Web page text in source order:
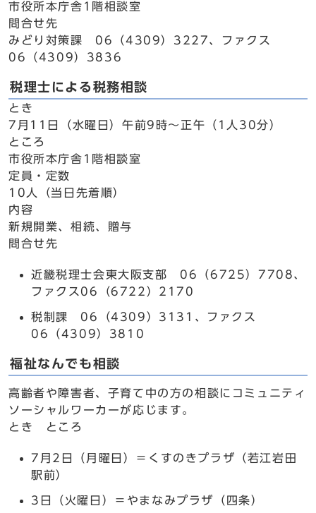
市役所本庁舎1階相談室
問合せ先
みどり対策課 06（4309）3227、ファクス
06（4309）3836
税理士による税務相談
とき
7月11日（水曜日）午前9時～正午（1人30分）
ところ
市役所本庁舎1階相談室
定員・定数
10人（当日先着順）
内容
新規開業、相続、贈与
問合せ先
近畿税理士会東大阪支部 06（6725）7708、
ファクス06（6722）2170
税制課 06（4309）3131、ファクス
06（4309）3810
福祉なんでも相談
高齢者や障害者、子育て中の方の相談にコミュニティ
ソーシャルワーカーが応じます。
とき ところ
7月2日（月曜日）＝くすのきプラザ（若江岩田
駅前）
3日（火曜日）＝やまなみプラザ（四条）